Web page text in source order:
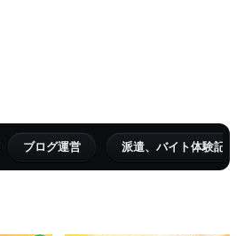
ブログ運営 派遣、バイト体験記